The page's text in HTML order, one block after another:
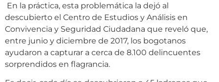
En la práctica, esta problemática la dejó al
descubierto el Centro de Estudios y Análisis en
Convivencia y Seguridad Ciudadana que reveló que,
entre junio y diciembre de 2017, los bogotanos
ayudaron a capturar a cerca de 8.100 delincuentes
sorprendidos en flagrancia.